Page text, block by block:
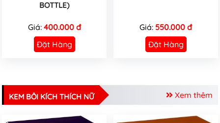
BOTTLE)
Giá: 400.000 đ
Đặt Hàng
Giá: 550.000 đ
Đặt Hàng
Xem thêm
KEM BÔI KÍCH THÍCH NỮ